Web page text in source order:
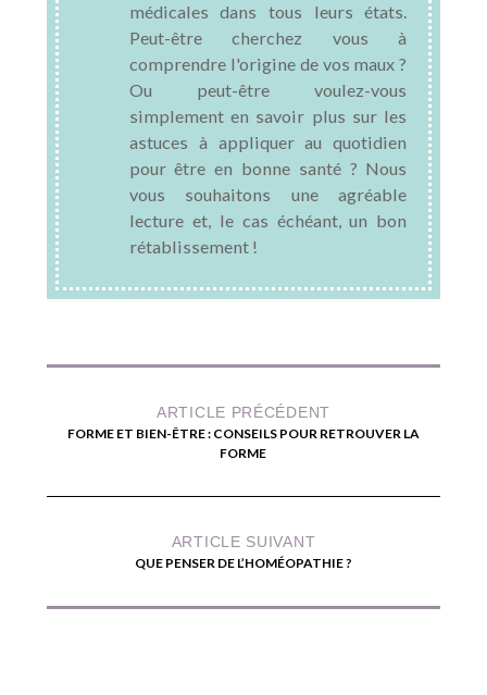
médicales dans tous leurs états.
Peut-être cherchez vous à
comprendre l'origine de vos maux ?
Ou peut-être voulez-vous
simplement en savoir plus sur les
astuces à appliquer au quotidien
pour être en bonne santé ? Nous
vous souhaitons une agréable
lecture et, le cas échéant, un bon
rétablissement !
ARTICLE PRÉCÉDENT
FORME ET BIEN-ÊTRE : CONSEILS POUR RETROUVER LA
FORME
ARTICLE SUIVANT
QUE PENSER DE L’HOMÉOPATHIE ?